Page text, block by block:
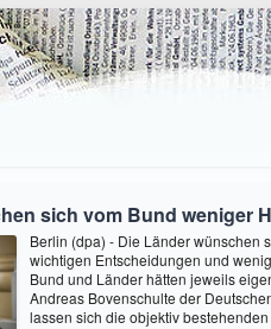
sich vom Bund weniger
Berlin (dpa) - Die Länder wünschen
wichtigen Entscheidungen und
Bund und Länder hätten jeweils
Andreas Bovenschulte der
lassen sich die objektiv